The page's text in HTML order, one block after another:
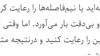
یا نیم‌فاصله‌ها را رعایت
بار می‌آورد. اما
را رعایت کنید و درنتیجه